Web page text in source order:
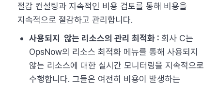
절감 컨설팅과 지속적인 비용 검토를 통해 비용을
지속적으로 절감하고 관리합니다.
사용되지 않는 리소스의 관리 최적화 : 회사 C는
OpsNow의 리소스 최적화 메뉴를 통해 사용되지
않는 리소스에 대한 실시간 모니터링을 지속적으로
수행합니다. 그들은 여전히 ​​비용이 발생하는